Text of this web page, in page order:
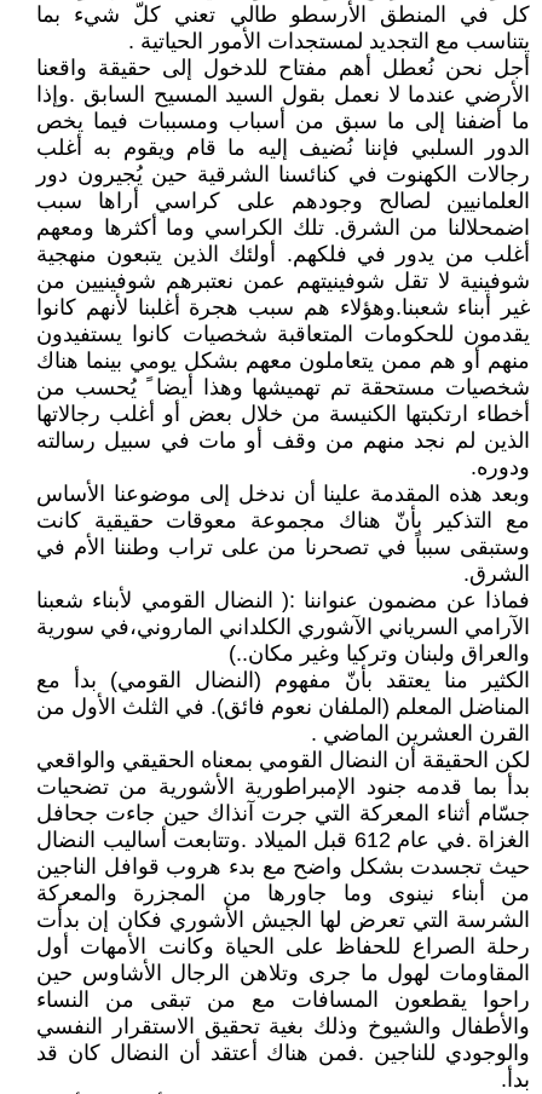
كل في المنطق الأرسطو طالي تعني كلّ شيء بما
يتناسب مع التجديد لمستجدات الأمور الحياتية .
أجل نحن نُعطل أهم مفتاح للدخول إلى حقيقة واقعنا
الأرضي عندما لا نعمل بقول السيد المسيح السابق .وإذا
ما أضفنا إلى ما سبق من أسباب ومسببات فيما يخص
الدور السلبي فإننا نُضيف إليه ما قام ويقوم به أغلب
رجالات الكهنوت في كنائسنا الشرقية حين يُجيرون دور
العلمانيين لصالح وجودهم على كراسي أراها سبب
اضمحلالنا من الشرق. تلك الكراسي وما أكثرها ومعهم
أغلب من يدور في فلكهم. أولئك الذين يتبعون منهجية
شوفينية لا تقل شوفينيتهم عمن نعتبرهم شوفينيين من
غير أبناء شعبنا.وهؤلاء هم سبب هجرة أغلبنا لأنهم كانوا
يقدمون للحكومات المتعاقبة شخصيات كانوا يستفيدون
منهم أو هم ممن يتعاملون معهم بشكل يومي بينما هناك
شخصيات مستحقة تم تهميشها وهذا أيضا ً يُحسب من
أخطاء ارتكبتها الكنيسة من خلال بعض أو أغلب رجالاتها
الذين لم نجد منهم من وقف أو مات في سبيل رسالته
ودوره.
وبعد هذه المقدمة علينا أن ندخل إلى موضوعنا الأساس
مع التذكير بأنّ هناك مجموعة معوقات حقيقية كانت
وستبقى سبباً في تصحرنا من على تراب وطننا الأم في
الشرق.
فماذا عن مضمون عنواننا :( النضال القومي لأبناء شعبنا
الآرامي السرياني الآشوري الكلداني الماروني،في سورية
والعراق ولبنان وتركيا وغير مكان..)
الكثير منا يعتقد بأنّ مفهوم (النضال القومي) بدأ مع
المناضل المعلم (الملفان نعوم فائق). في الثلث الأول من
القرن العشرين الماضي .
لكن الحقيقة أن النضال القومي بمعناه الحقيقي والواقعي
بدأ بما قدمه جنود الإمبراطورية الأشورية من تضحيات
جسّام أثناء المعركة التي جرت آنذاك حين جاءت جحافل
الغزاة .في عام 612 قبل الميلاد .وتتابعت أساليب النضال
حيث تجسدت بشكل واضح مع بدء هروب قوافل الناجين
من أبناء نينوى وما جاورها من المجزرة والمعركة
الشرسة التي تعرض لها الجيش الأشوري فكان إن بدأت
رحلة الصراع للحفاظ على الحياة وكانت الأمهات أول
المقاومات لهول ما جرى وتلاهن الرجال الأشاوس حين
راحوا يقطعون المسافات مع من تبقى من النساء
والأطفال والشيوخ وذلك بغية تحقيق الاستقرار النفسي
والوجودي للناجين .فمن هناك أعتقد أن النضال كان قد
بدأ.